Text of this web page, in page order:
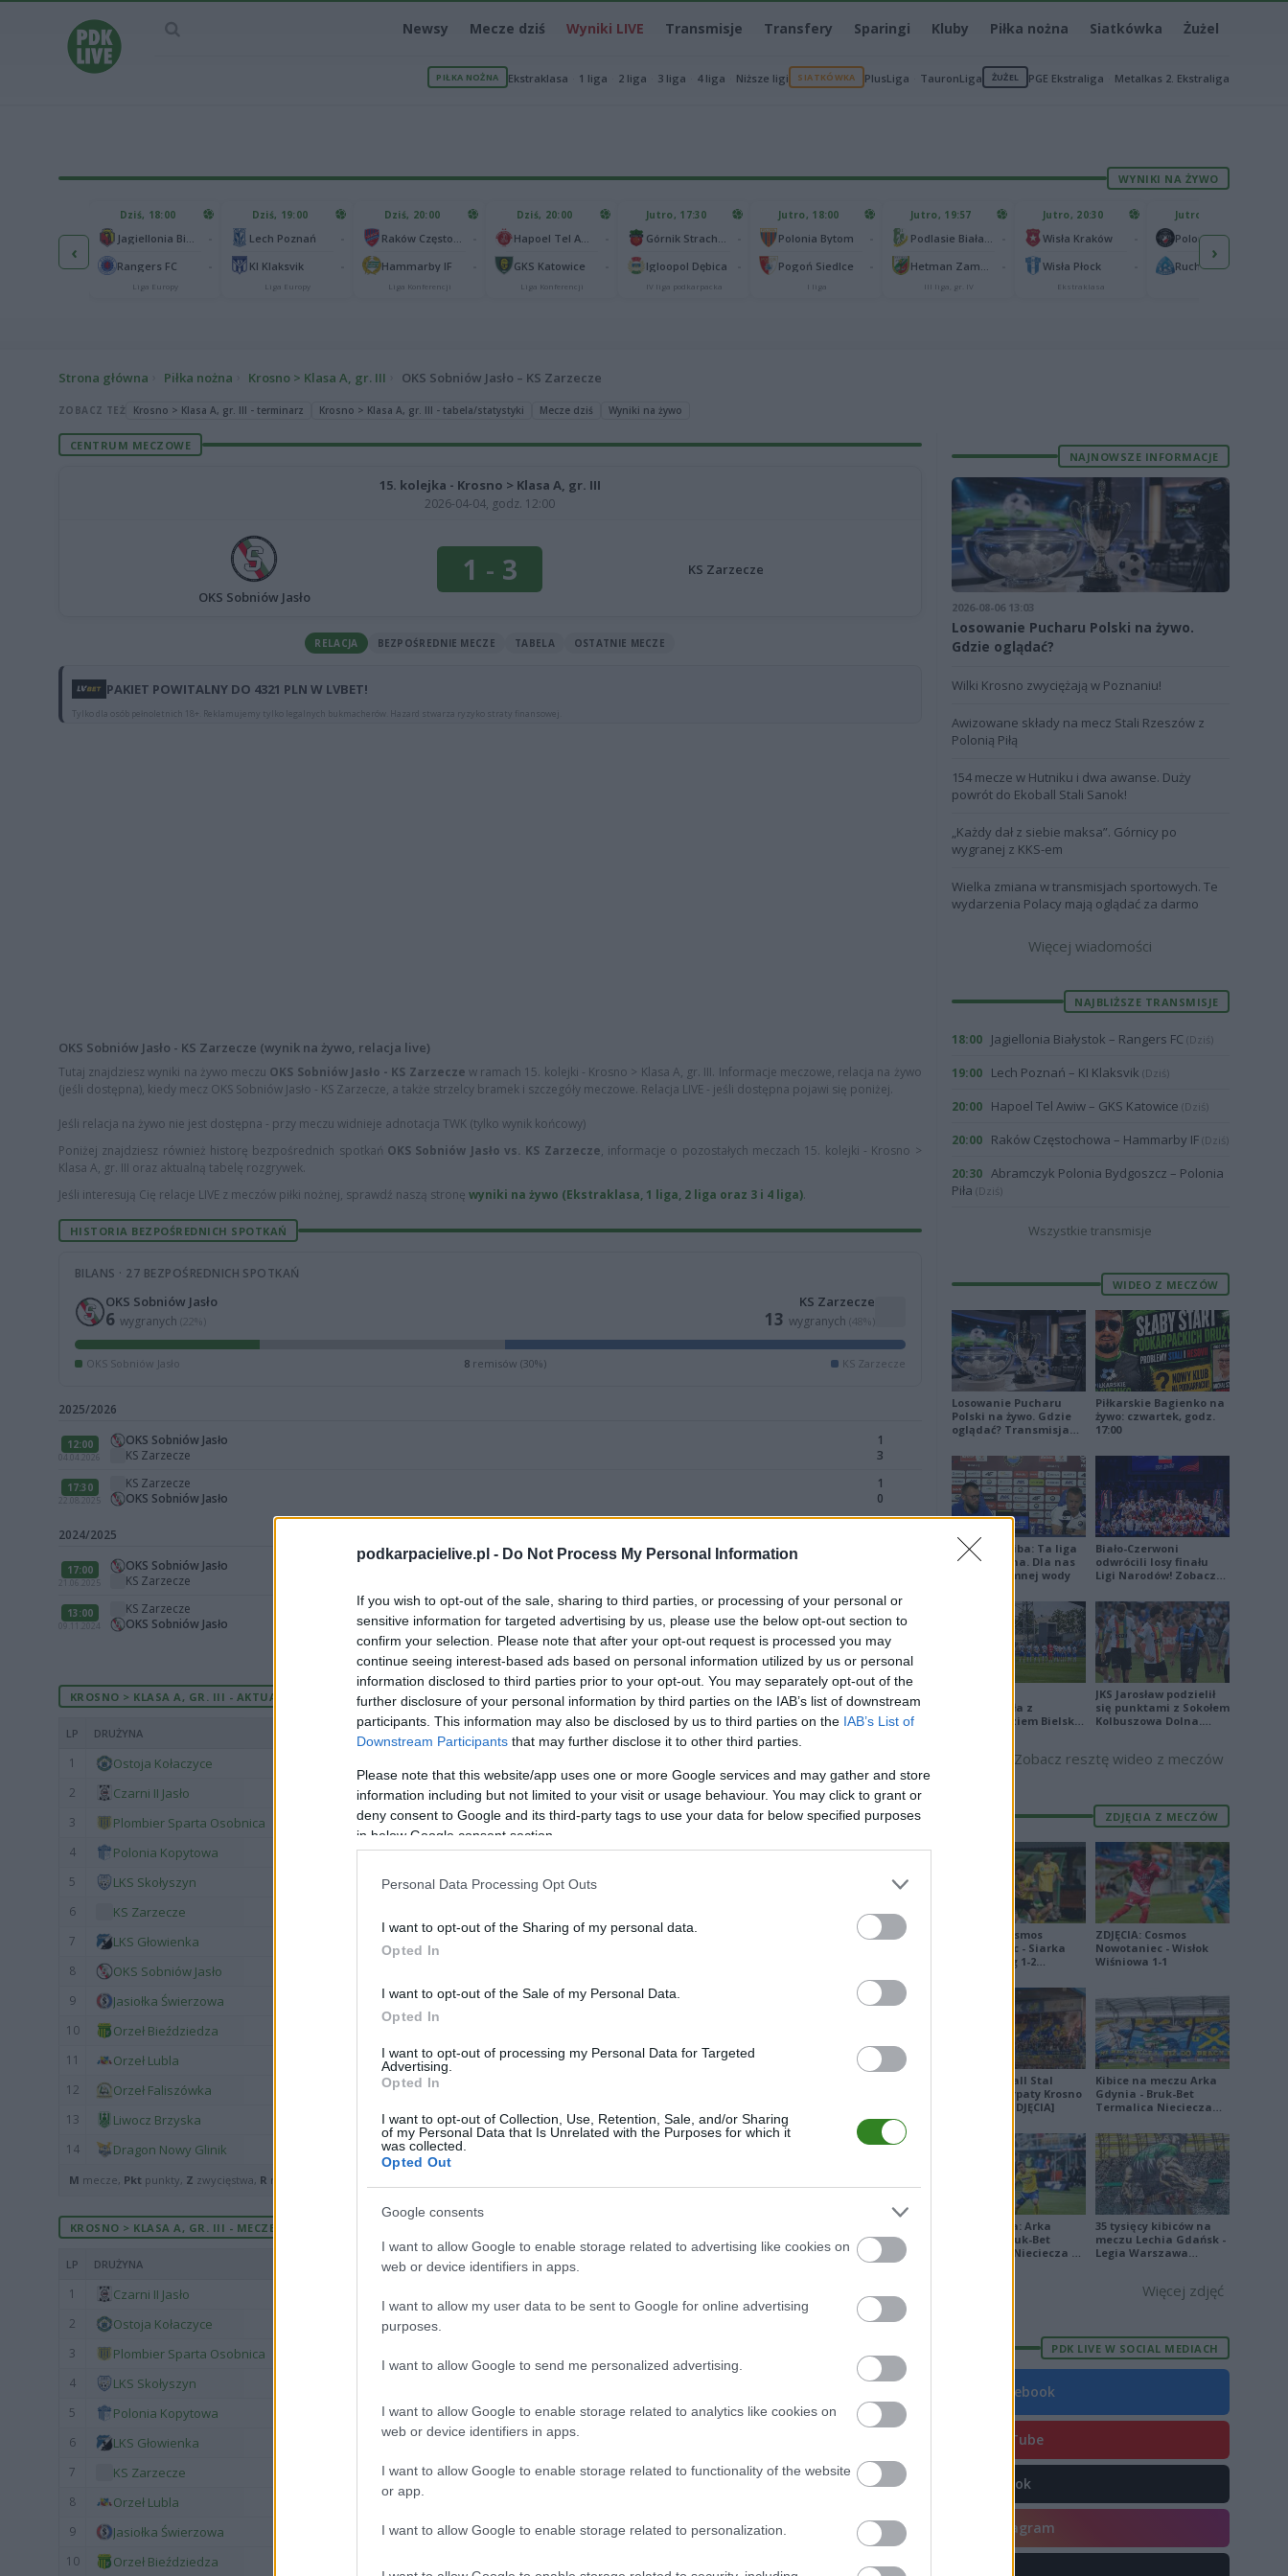
podkarpacielive.pl - Do Not Process My Personal Information
If you wish to opt-out of the sale, sharing to third parties, or processing of your personal or
sensitive information for targeted advertising by us, please use the below opt-out section to
confirm your selection. Please note that after your opt-out request is processed you may
continue seeing interest-based ads based on personal information utilized by us or personal
information disclosed to third parties prior to your opt-out. You may separately opt-out of the
further disclosure of your personal information by third parties on the IAB’s list of downstream
participants. This information may also be disclosed by us to third parties on the IAB’s List of
Downstream Participants that may further disclose it to other third parties.
Please note that this website/app uses one or more Google services and may gather and store
information including but not limited to your visit or usage behaviour. You may click to grant or
deny consent to Google and its third-party tags to use your data for below specified purposes
in below Google consent section.
Personal Data Processing Opt Outs
I want to opt-out of the Sharing of my personal data.
Opted In
I want to opt-out of the Sale of my Personal Data.
Opted In
I want to opt-out of processing my Personal Data for Targeted
Advertising.
Opted In
I want to opt-out of Collection, Use, Retention, Sale, and/or Sharing
of my Personal Data that Is Unrelated with the Purposes for which it
was collected.
Opted Out
Google consents
I want to allow Google to enable storage related to advertising like cookies on
web or device identifiers in apps.
I want to allow my user data to be sent to Google for online advertising
purposes.
I want to allow Google to send me personalized advertising.
I want to allow Google to enable storage related to analytics like cookies on
web or device identifiers in apps.
I want to allow Google to enable storage related to functionality of the website
or app.
I want to allow Google to enable storage related to personalization.
Newsy Mecze dziś Wyniki LIVE Transmisje Transfery Sparingi Kluby Piłka nożna Siatkówka Żużel
PIŁKA NOŻNA Ekstraklasa 1 liga 2 liga 3 liga 4 liga Niższe ligi SIATKÓWKA PlusLiga TauronLiga ŻUŻEL PGE Ekstraliga Metalkas 2. Ekstraliga
WYNIKI NA ŻYWO
‹
Ferencvaros Budapeszt 1
Zabrze 0
Dziś, 18:00
Rangers FC
Liga Europy
Dziś, 19:00
Lech Poznań
KI Klaksvik
Liga Europy
Dziś, 20:00
Hammarby IF
Liga Konferencji
Dziś, 20:00
GKS Katowice
Liga Konferencji
Jutro, 17:30
Igloopol Dębica
IV liga podkarpacka
Jutro, 18:00
Polonia Bytom
Pogoń Siedlce
I liga
Jutro, 19:57
III liga, gr. IV
Jutro, 20:30
Wisła Kraków
Wisła Płock
Ekstraklasa
Jutro, 20:30
Ruch Chorzów
›
Strona główna Piłka nożna Krosno > Klasa A, gr. III OKS Sobniów Jasło – KS Zarzecze
ZOBACZ TEŻ Krosno > Klasa A, gr. III - terminarz Krosno > Klasa A, gr. III - tabela/statystyki Mecze dziś Wyniki na żywo
CENTRUM MECZOWE
15. kolejka - Krosno > Klasa A, gr. III
2026-04-04, godz. 12:00
OKS Sobniów Jasło
1 - 3 KS Zarzecze
RELACJA BEZPOŚREDNIE MECZE TABELA OSTATNIE MECZE
PAKIET POWITALNY DO 4321 PLN W LVBET!
Tylko dla osób pełnoletnich 18+. Reklamujemy tylko legalnych bukmacherów. Hazard stwarza ryzyko straty finansowej.
OKS Sobniów Jasło - KS Zarzecze (wynik na żywo, relacja live)
Tutaj znajdziesz wyniki na żywo meczu OKS Sobniów Jasło - KS Zarzecze w ramach 15. kolejki - Krosno > Klasa A, gr. III. Informacje meczowe, relacja na żywo
(jeśli dostępna), kiedy mecz OKS Sobniów Jasło - KS Zarzecze, a także strzelcy bramek i szczegóły meczowe. Relacja LIVE - jeśli dostępna pojawi się poniżej.
Jeśli relacja na żywo nie jest dostępna - przy meczu widnieje adnotacja TWK (tylko wynik końcowy)
Poniżej znajdziesz również historę bezpośrednich spotkań OKS Sobniów Jasło vs. KS Zarzecze, informacje o pozostałych meczach 15. kolejki - Krosno >
Klasa A, gr. III oraz aktualną tabelę rozgrywek.
Jeśli interesują Cię relacje LIVE z meczów piłki nożnej, sprawdź naszą stronę wyniki na żywo (Ekstraklasa, 1 liga, 2 liga oraz 3 i 4 liga).
HISTORIA BEZPOŚREDNICH SPOTKAŃ
BILANS · 27 BEZPOŚREDNICH SPOTKAŃ
OKS Sobniów Jasło
6 wygranych (22%)
KS Zarzecze
13 wygranych (48%)
OKS Sobniów Jasło 8 remisów (30%) KS Zarzecze
2025/2026
12:00
04.04.2026
OKS Sobniów Jasło
KS Zarzecze
1
3
17:30
22.08.2025
KS Zarzecze
OKS Sobniów Jasło
1
0
2024/2025
17:00
21.06.2025
OKS Sobniów Jasło
KS Zarzecze
13:00
09.11.2024
KS Zarzecze
OKS Sobniów Jasło
1
1
ZOBACZ WIĘCEJ (23)
KROSNO > KLASA A, GR. III - AKTUALNA TABELA
LP DRUŻYNA PKT Z R
1 Ostoja Kołaczyce
2 Czarni II Jasło 26 62 19 5 2 63-17
3 Plombier Sparta Osobnica 26 51 15 6 5 52-23
4 Polonia Kopytowa 26 50 15 5 6 69-42
5 LKS Skołyszyn
6 KS Zarzecze 68-50
7 LKS Głowienka 50-34
8 OKS Sobniów Jasło
9 Jasiołka Świerzowa 39-49
10 Orzeł Bieździedza
11 Orzeł Lubla 26 25 6 49-65
12 Orzeł Faliszówka
13 Liwocz Brzyska 26 10 3 1 21-111
14 Dragon Nowy Glinik 19-99
M mecze, Pkt punkty, Z zwycięstwa, R remisy,
KROSNO > KLASA A, GR. III - MECZE ROZEGRANE U SIEBIE
LP DRUŻYNA GOLE FORMA
1 Czarni II Jasło
2 Ostoja Kołaczyce 44-17
3 Plombier Sparta Osobnica
4 LKS Skołyszyn 32-21
5 Polonia Kopytowa 13 25 8 1 4 37-23
6 LKS Głowienka
7 KS Zarzecze 13 24 7 3 3 35-21
8 Orzeł Lubla
9 Jasiołka Świerzowa 13 20 6 2 22-18
10 Orzeł Bieździedza
NAJNOWSZE INFORMACJE
2026-08-06 13:03
Losowanie Pucharu Polski na żywo.
Gdzie oglądać?
Wilki Krosno zwyciężają w Poznaniu!
Awizowane składy na mecz Stali Rzeszów z
Polonią Piłą
154 mecze w Hutniku i dwa awanse. Duży
powrót do Ekoball Stali Sanok!
„Każdy dał z siebie maksa”. Górnicy po
wygranej z KKS-em
Wielka zmiana w transmisjach sportowych. Te
wydarzenia Polacy mają oglądać za darmo
Więcej wiadomości
NAJBLIŻSZE TRANSMISJE
18:00 Jagiellonia Białystok – Rangers FC (Dziś)
19:00 Lech Poznań – KI Klaksvik (Dziś)
20:00 Hapoel Tel Awiw – GKS Katowice (Dziś)
20:00 Raków Częstochowa – Hammarby IF (Dziś)
20:30 Abramczyk Polonia Bydgoszcz – Polonia
Piła (Dziś)
Wszystkie transmisje
WIDEO Z MECZÓW
Losowanie Pucharu
Polski na żywo. Gdzie
oglądać? Transmisja
Piłkarskie Bagienko na
żywo: czwartek, godz.
17:00
Damian Skiba: Ta liga
jest brutalna. Dla nas
to kubeł zimnej wody
Biało-Czerwoni
odwrócili losy finału
Ligi Narodów! Zobacz
zremisowała z
Podbeskidziem Bielsko-
JKS Jarosław podzielił
się punktami z Sokołem
Kolbuszowa Dolna.
Zobacz resztę wideo z meczów
ZDJĘCIA Z MECZÓW
ZDJĘCIA: Cosmos
Nowotaniec - Siarka
Tarnobrzeg 1-2
ZDJĘCIA: Cosmos
Nowotaniec - Wisłok
Wiśniowa 1-1
Derby Ekoball Stal
Sanok - Karpaty Krosno
na remis [ZDJĘCIA]
Kibice na meczu Arka
Gdynia - Bruk-Bet
Termalica Nieciecza
Ekstraklasa: Arka
Gdynia - Bruk-Bet
Termalica Nieciecza 2-
35 tysięcy kibiców na
meczu Lechia Gdańsk -
Legia Warszawa
Więcej zdjęć
PDK LIVE W SOCIAL MEDIACH
Facebook
YouTube
TikTok
Instagram